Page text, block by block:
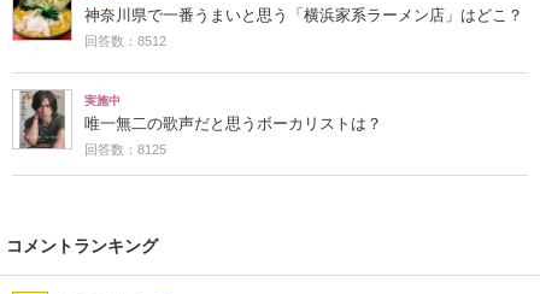
神奈川県で一番うまいと思う「横浜家系ラーメン店」はどこ？
回答数：8512
実施中
唯一無二の歌声だと思うボーカリストは？
回答数：8125
コメントランキング